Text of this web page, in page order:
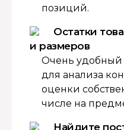
позиций.
Остатки
и размеров
Очень удобный
для анализа
оценки
числе на
Найдите